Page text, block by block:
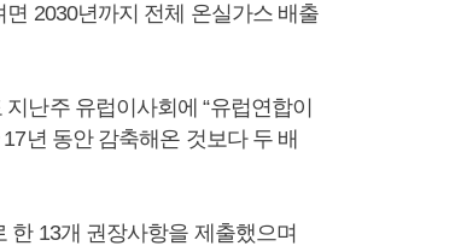
2030년까지 전체 온실가스 배출
난주 유럽이사회에 “유럽연합이
년 동안 감축해온 것보다 두 배
한 13개 권장사항을 제출했으며